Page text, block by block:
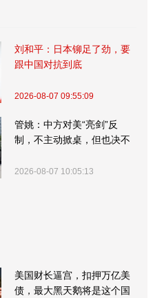
刘和平：日本铆足了劲，要
跟中国对抗到底
2026-08-07 09:55:09
管姚：中方对美“亮剑”反
制，不主动掀桌，但也决不
2026-08-07 10:05:13
美国财长逼宫，扣押万亿美
债，最大黑天鹅将是这个国